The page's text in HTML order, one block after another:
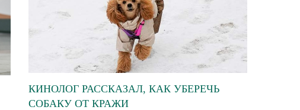
КИНОЛОГ РАССКАЗАЛ, КАК УБЕРЕЧЬ
СОБАКУ ОТ КРАЖИ